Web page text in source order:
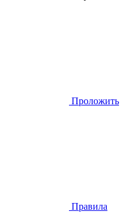
Проложить
Правила